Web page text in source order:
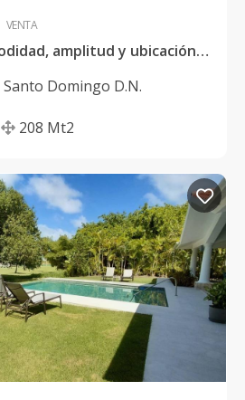
VENTA
✨ Vive con la comodidad, amplitud y ubicación que siempre has soñado.
Santo Domingo D.N.
208 Mt2